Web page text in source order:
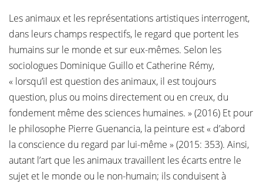
Les animaux et les représentations artistiques interrogent,
dans leurs champs respectifs, le regard que portent les
humains sur le monde et sur eux-mêmes. Selon les
sociologues Dominique Guillo et Catherine Rémy,
« lorsqu’il est question des animaux, il est toujours
question, plus ou moins directement ou en creux, du
fondement même des sciences humaines. » (2016) Et pour
le philosophe Pierre Guenancia, la peinture est « d’abord
la conscience du regard par lui-même » (2015: 353). Ainsi,
autant l’art que les animaux travaillent les écarts entre le
sujet et le monde ou le non-humain; ils conduisent à